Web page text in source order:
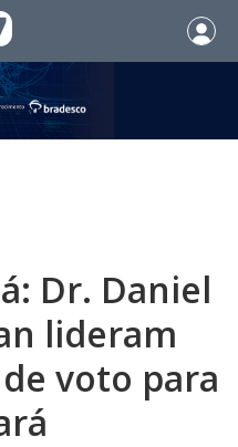
Dr. Daniel
lideram
voto para